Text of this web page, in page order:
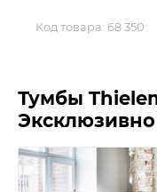
Мебель
Как купить
Доставка
Оплата
Код товара: 68 350
Тумбы
Эксклюзивно